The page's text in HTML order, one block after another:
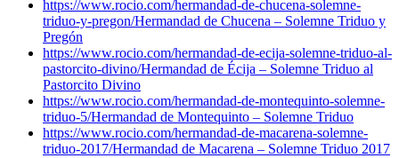
https://www.rocio.com/hermandad-de-chucena-solemne-
triduo-y-pregon/Hermandad de Chucena – Solemne Triduo y
Pregón
https://www.rocio.com/hermandad-de-ecija-solemne-triduo-al-
pastorcito-divino/Hermandad de Écija – Solemne Triduo al
Pastorcito Divino
https://www.rocio.com/hermandad-de-montequinto-solemne-
triduo-5/Hermandad de Montequinto – Solemne Triduo
https://www.rocio.com/hermandad-de-macarena-solemne-
triduo-2017/Hermandad de Macarena – Solemne Triduo 2017